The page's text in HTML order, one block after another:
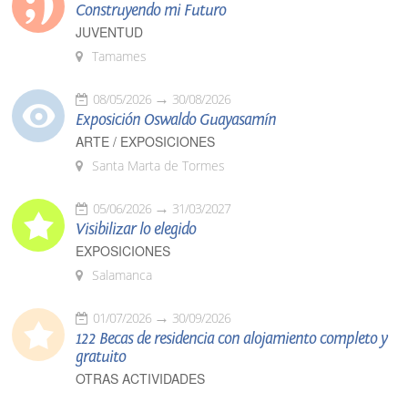
Construyendo mi Futuro
JUVENTUD
Tamames
08/05/2026 30/08/2026
Exposición Oswaldo Guayasamín
ARTE / EXPOSICIONES
Santa Marta de Tormes
05/06/2026 31/03/2027
Visibilizar lo elegido
EXPOSICIONES
Salamanca
01/07/2026 30/09/2026
122 Becas de residencia con alojamiento completo y
gratuito
OTRAS ACTIVIDADES